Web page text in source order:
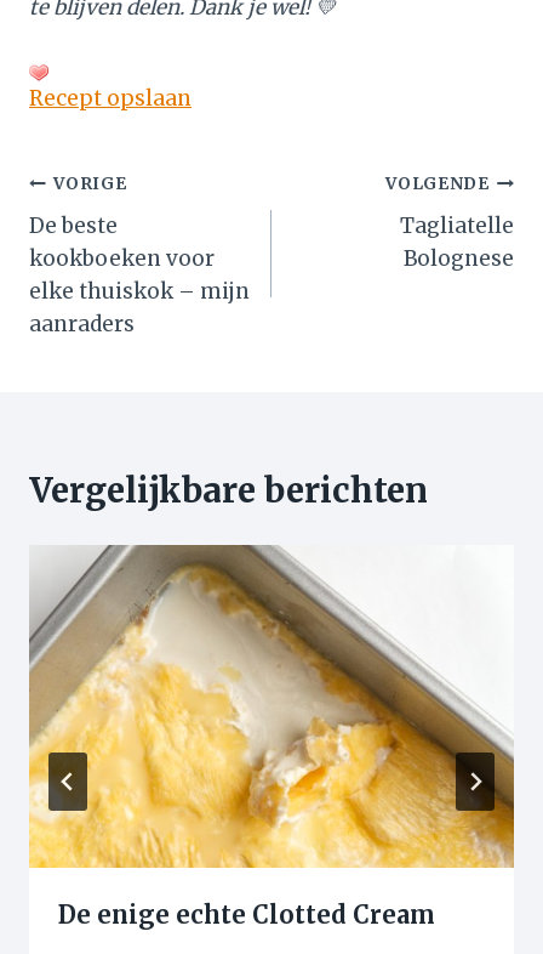
te blijven delen. Dank je wel! 💛
Recept opslaan
Bericht
navigatie
VORIGE
De beste
kookboeken voor
elke thuiskok – mijn
aanraders
VOLGENDE
Tagliatelle
Bolognese
Vergelijkbare berichten
De enige echte Clotted Cream